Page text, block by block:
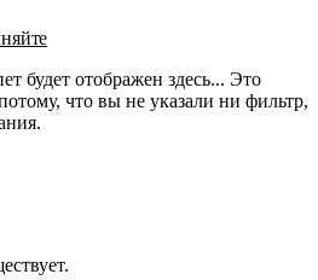
будет отображен здесь... Это
что вы не указали ни фильтр,